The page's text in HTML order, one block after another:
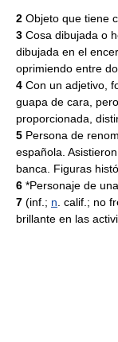
2 Objeto que tiene
3 Cosa dibujada o
dibujada en el
oprimiendo entre
4 Con un adjetivo,
guapa de cara,
proporcionada,
5 Persona de
española.
banca. Figuras
6 *Personaje de
7 (inf.; n . calif.; no
brillante en las